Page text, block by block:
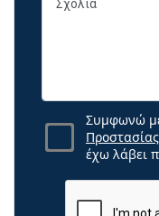
Συμφωνώ
έχω λάβει